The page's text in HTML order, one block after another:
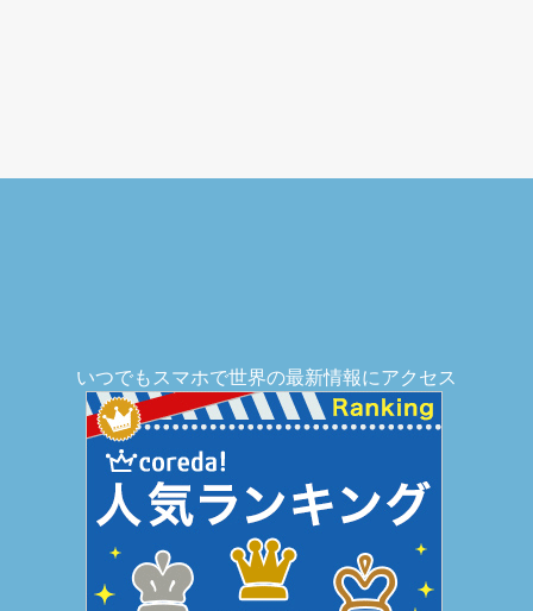
いつでもスマホで世界の最新情報にアクセス